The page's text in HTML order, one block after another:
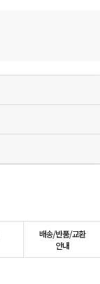
배송/반품/교환
안내